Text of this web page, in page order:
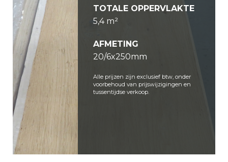
TOTALE OPPERVLAKTE
5,4 m²
AFMETING
20/6x250mm
Alle prijzen zijn exclusief btw, onder
voorbehoud van prijswijzigingen en
tussentijdse verkoop.